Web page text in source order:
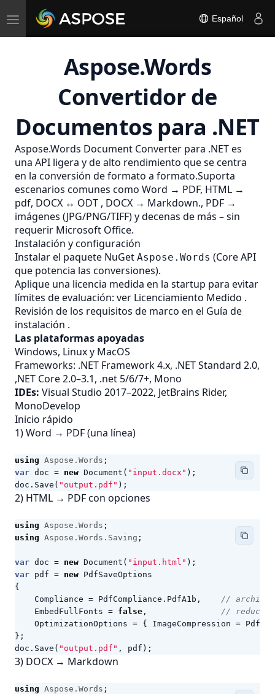
Toggle
navigation
Español
Aspose.Words
Convertidor de
Documentos para .NET
Aspose.Words Document Converter para .NET es
una API ligera y de alto rendimiento que se centra
en la conversión de formato a formato.Suporta
escenarios comunes como Word → PDF, HTML →
pdf, DOCX ↔ ODT , DOCX → Markdown., PDF →
imágenes (JPG/PNG/TIFF) y decenas de más – sin
requerir Microsoft Office.
Instalación y configuración
Instalar el paquete NuGet Aspose.Words (Core API
que potencia las conversiones).
Aplique una licencia medida en la startup para evitar
límites de evaluación: ver Licenciamiento Medido .
Revisión de los requisitos de marco en el Guía de
instalación .
Las plataformas apoyadas
Windows, Linux y MacOS
Frameworks: .NET Framework 4.x, .NET Standard 2.0,
,NET Core 2.0–3.1, .net 5/6/7+, Mono
IDEs: Visual Studio 2017–2022, JetBrains Rider,
MonoDevelop
Inicio rápido
1) Word → PDF (una línea)
using Aspose.Words ;
var doc = new Document ( "input.docx" );
doc . Save ( "output.pdf" );
2) HTML → PDF con opciones
using Aspose.Words ;
using Aspose.Words.Saving ;
var doc = new Document ( "input.html" );
var pdf = new PdfSaveOptions
{
Compliance = PdfCompliance . PdfA1b ,
// archival
EmbedFullFonts = false ,
// reduce
OptimizationOptions = { ImageCompression =
};
doc . Save ( "output.pdf" , pdf );
3) DOCX → Markdown
using Aspose.Words ;